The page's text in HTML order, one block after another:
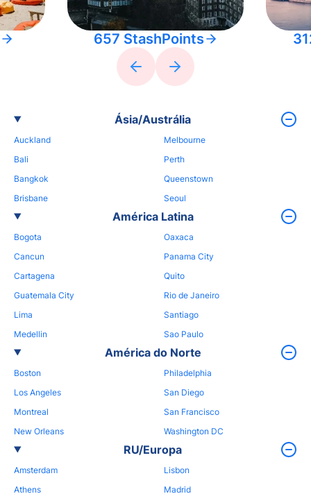
657 StashPoints
Ásia/Austrália
Auckland
Bali
Bangkok
Brisbane
Melbourne
Perth
Queenstown
Seoul
América Latina
Bogota
Cancun
Cartagena
Guatemala City
Lima
Medellin
Oaxaca
Panama City
Quito
Rio de Janeiro
Santiago
Sao Paulo
América do Norte
Boston
Los Angeles
Montreal
New Orleans
Philadelphia
San Diego
San Francisco
Washington DC
RU/Europa
Amsterdam
Athens
Lisbon
Madrid